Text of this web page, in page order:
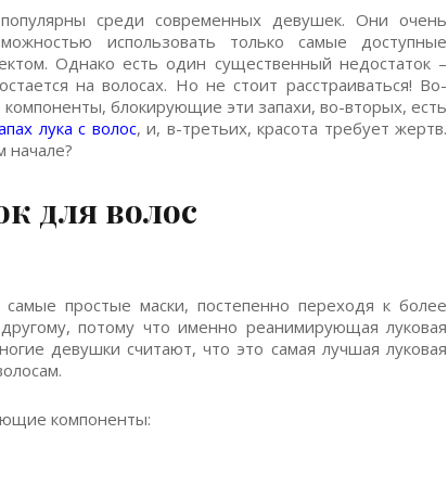
среди современных девушек. Они очень
использовать только самые доступные
Однако есть один существенный недостаток –
на волосах. Но не стоит расстраиваться! Во-
блокирующие эти запахи, во-вторых, есть
лука с волос, и, в-третьих, красота требует жертв.
начале?
для волос
простые маски, постепенно переходя к более
потому что именно реанимирующая луковая
девушки считают, что это самая лучшая луковая
компоненты: